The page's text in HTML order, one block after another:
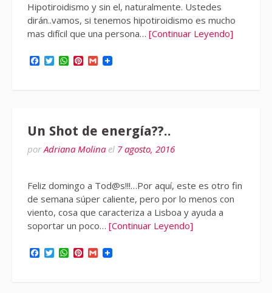
Hipotiroidismo y sin el, naturalmente. Ustedes
dirán..vamos, si tenemos hipotiroidismo es mucho
mas difícil que una persona… [Continuar Leyendo]
Facebook
TwitterWhatsApp
Pinterest
Gmail
Un Shot de energía??..
porAdriana Molina el 7 agosto, 2016
Feliz domingo a Tod@s!!!…Por aquí, este es otro fin
de semana súper caliente, pero por lo menos con
viento, cosa que caracteriza a Lisboa y ayuda a
soportar un poco… [Continuar Leyendo]
Facebook
TwitterWhatsApp
Pinterest
Gmail